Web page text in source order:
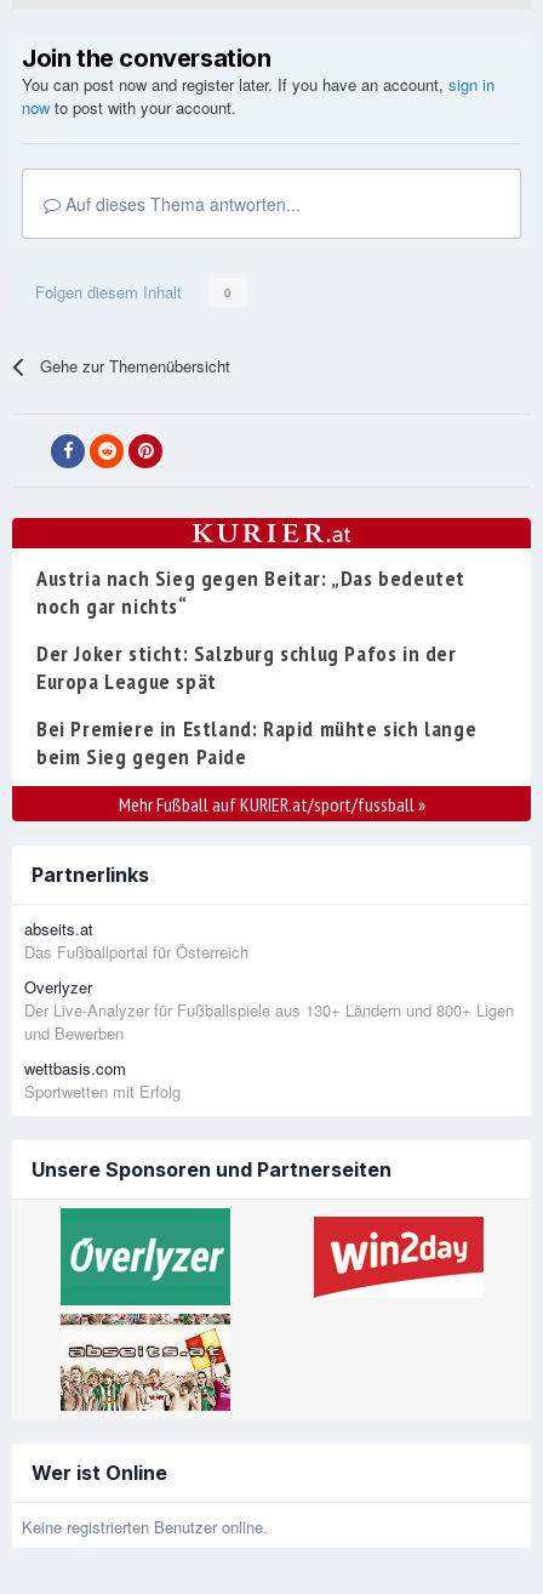
Join the conversation
You can post now and register later. If you have an account, sign in
now to post with your account.
Auf dieses Thema antworten...
Folgen diesem Inhalt 0
Gehe zur Themenübersicht
Austria nach Sieg gegen Beitar: „Das bedeutet
noch gar nichts“
Der Joker sticht: Salzburg schlug Pafos in der
Europa League spät
Bei Premiere in Estland: Rapid mühte sich lange
beim Sieg gegen Paide
Mehr Fußball auf KURIER.at/sport/fussball»
Partnerlinks
abseits.at
Das Fußballportal für Österreich
Overlyzer
Der Live-Analyzer für Fußballspiele aus 130+ Ländern und 800+ Ligen
und Bewerben
wettbasis.com
Sportwetten mit Erfolg
Unsere Sponsoren und Partnerseiten
Wer ist Online
Keine registrierten Benutzer online.